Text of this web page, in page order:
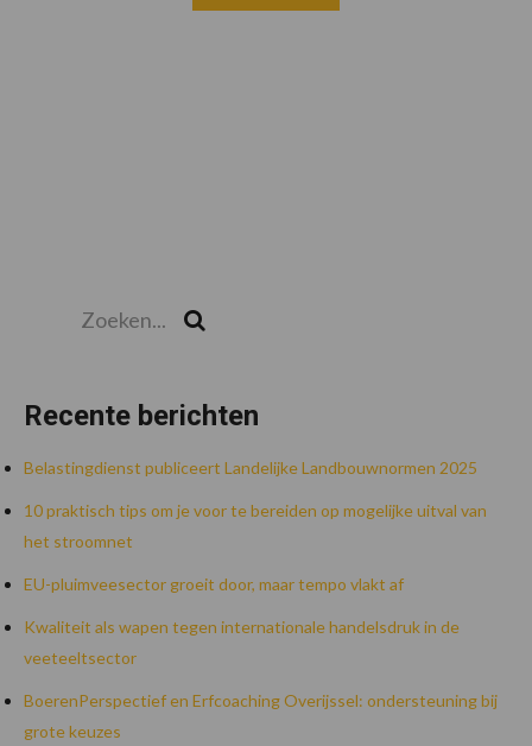
Recente berichten
Belastingdienst publiceert Landelijke Landbouwnormen 2025
10 praktisch tips om je voor te bereiden op mogelijke uitval van
het stroomnet
EU-pluimveesector groeit door, maar tempo vlakt af
Kwaliteit als wapen tegen internationale handelsdruk in de
veeteeltsector
BoerenPerspectief en Erfcoaching Overijssel: ondersteuning bij
grote keuzes